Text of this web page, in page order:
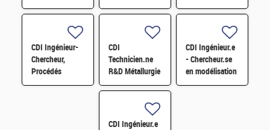
mécanique
Matériaux et
matériaux -
corrosion sous
contrainte H/F
CDI Ingénieur-
Chercheur,
Procédés
métallurgiques
CDI
Technicien.ne
R&D Métallurgie
&
CDI Ingénieur.e
- Chercheur.se
en modélisation
mécanique H/F
CDI Ingénieur.e